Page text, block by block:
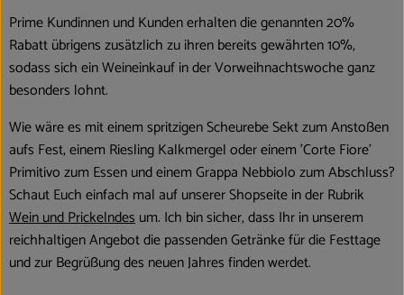
Prime Kundinnen und Kunden erhalten die genannten 20%
Rabatt übrigens zusätzlich zu ihren bereits gewährten 10%,
sodass sich ein Weineinkauf in der Vorweihnachtswoche ganz
besonders lohnt.
Wie wäre es mit einem spritzigen Scheurebe Sekt zum Anstoßen
aufs Fest, einem Riesling Kalkmergel oder einem 'Corte Fiore'
Primitivo zum Essen und einem Grappa Nebbiolo zum Abschluss?
Schaut Euch einfach mal auf unserer Shopseite in der Rubrik
Wein und Prickelndesum. Ich bin sicher, dass Ihr in unserem
reichhaltigen Angebot die passenden Getränke für die Festtage
und zur Begrüßung des neuen Jahres finden werdet.